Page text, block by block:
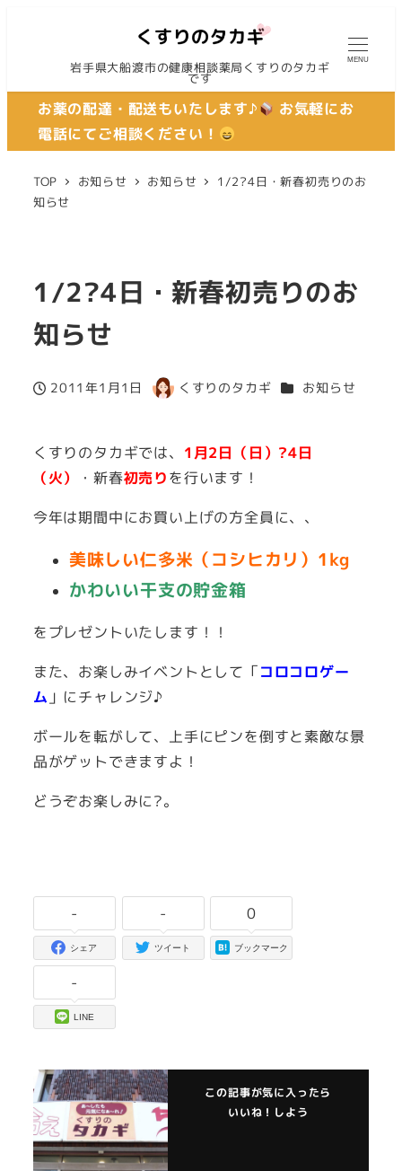
岩手県大船渡市の健康相談薬局くすりのタカギ
です
MENU
お薬の配達・配送もいたします♪
お気軽にお
電話にてご相談ください！
TOP お知らせ お知らせ
1/2?4日・新春初売りのお
知らせ
1/2?4日・新春初売りのお
知らせ
投稿日
2011年1月1日
著
くすりのタカギ カテゴリー
お知らせ
くすりのタカギでは、 1月2日（日）?4日
（火）
・新春初売りを行います！
今年は期間中にお買い上げの方全員に、、
美味しい仁多米（コシヒカリ）1kg
かわいい干支の貯金箱
をプレゼントいたします！！
また、お楽しみイベントとして「コロコロゲー
ム 」にチャレンジ♪
ボールを転がして、上手にピンを倒すと素敵な景
品がゲットできますよ！
どうぞお楽しみに?。
-
シェア
-
ツイート
0
ブックマーク
-
LINE
この記事が気に入ったら
いいね！しよう